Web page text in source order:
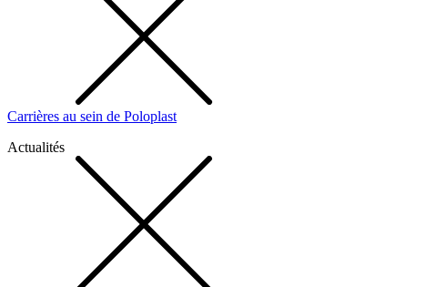
Carrières au sein de Poloplast
Actualités